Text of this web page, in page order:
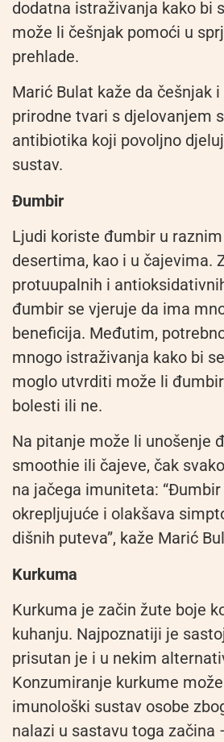
dodatna istraživanja kako bi
može li češnjak pomoći u
prehlade.
Marić Bulat kaže da češnjak
prirodne tvari s djelovanjem
antibiotika koji povoljno
sustav.
Đumbir
Ljudi koriste đumbir u
desertima, kao i u čajevima.
protuupalnih i
đumbir se vjeruje da ima
beneficija. Međutim,
mnogo istraživanja kako bi
moglo utvrditi može li
bolesti ili ne.
Na pitanje može li unošenje
smoothie ili čajeve, čak
na jačega imuniteta:
okrepljujuće i olakšava
dišnih puteva”, kaže Marić
Kurkuma
Kurkuma je začin žute boje
kuhanju. Najpoznatiji je
prisutan je i u nekim
Konzumiranje kurkume
imunološki sustav osobe
nalazi u sastavu toga začina